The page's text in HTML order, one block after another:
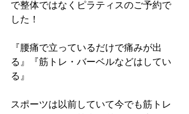
で整体ではなくピラティスのご予約で
した！
『腰痛で立っているだけで痛みが出
る』『筋トレ・バーベルなどはしてい
る』
スポーツは以前していて今でも筋トレ